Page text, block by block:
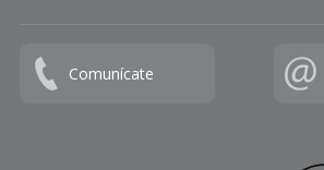
Comunícate